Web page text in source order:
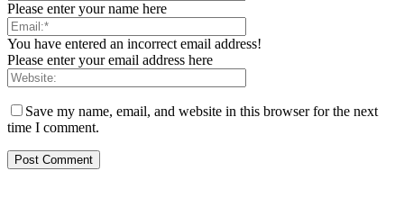
Please enter your name here
You have entered an incorrect email address!
Please enter your email address here
Save my name, email, and website in this browser for the next
time I comment.